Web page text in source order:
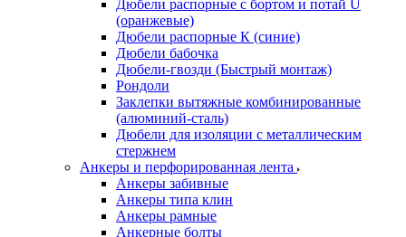
Дюбели распорные c бортом и потай U
(оранжевые)
Дюбели распорные К (синие)
Дюбели бабочка
Дюбели-гвозди (Быстрый монтаж)
Рондоли
Заклепки вытяжные комбинированные
(алюминий-сталь)
Дюбели для изоляции с металлическим
стержнем
Анкеры и перфорированная лента
Анкеры забивные
Анкеры типа клин
Анкеры рамные
Анкерные болты